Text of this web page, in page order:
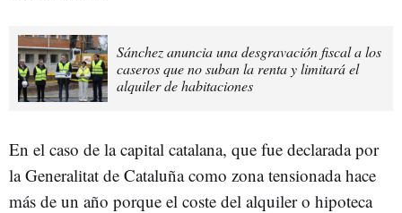
Sánchez anuncia una desgravación fiscal a los
caseros que no suban la renta y limitará el
alquiler de habitaciones
En el caso de la capital catalana, que fue declarada por
la Generalitat de Cataluña como zona tensionada hace
más de un año porque el coste del alquiler o hipoteca